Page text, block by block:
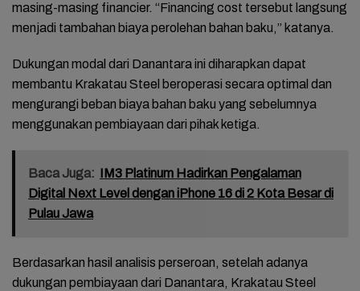
masing-masing financier. “Financing cost tersebut langsung
menjadi tambahan biaya perolehan bahan baku,” katanya.
Dukungan modal dari Danantara ini diharapkan dapat
membantu Krakatau Steel beroperasi secara optimal dan
mengurangi beban biaya bahan baku yang sebelumnya
menggunakan pembiayaan dari pihak ketiga.
Baca Juga: IM3 Platinum Hadirkan Pengalaman
Digital Next Level dengan iPhone 16 di 2 Kota Besar di
Pulau Jawa
Berdasarkan hasil analisis perseroan, setelah adanya
dukungan pembiayaan dari Danantara, Krakatau Steel